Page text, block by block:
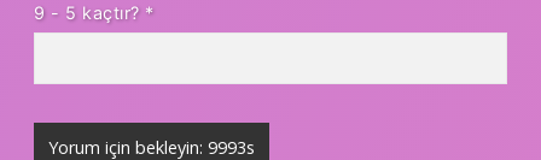
9 - 5 kaçtır? *